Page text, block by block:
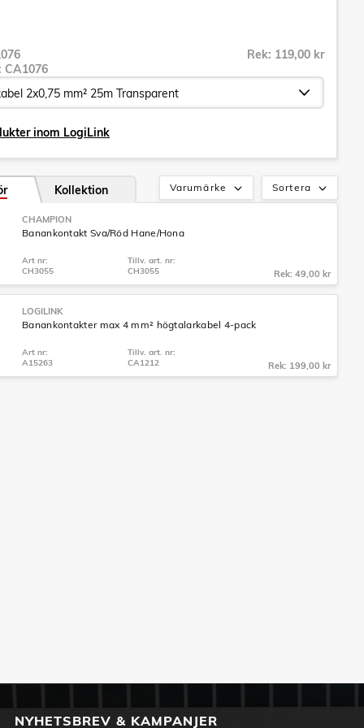
CA1076
Rek: 119,00 kr
inom LogiLink
Sortera
Varumärke
Kollektion
CHAMPION
Banankontakt Sva/Röd Hane/Hona
Art nr:
CH3055
Tillv. art. nr:
CH3055
Rek: 49,00 kr
LOGILINK
Banankontakter max 4 mm² högtalarkabel 4-pack
Art nr:
A15263
Tillv. art. nr:
CA1212
Rek: 199,00 kr
NYHETSBREV & KAMPANJER